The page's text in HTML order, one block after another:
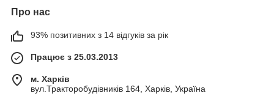
Про нас
93% позитивних з 14 відгуків за рік
Працює з 25.03.2013
м. Харків
вул.Тракторобудівників 164, Харків, Україна